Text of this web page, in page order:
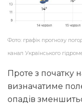
Фото: графік прогнозу
канал Українського
Проте з початку
визначатиме
опадів